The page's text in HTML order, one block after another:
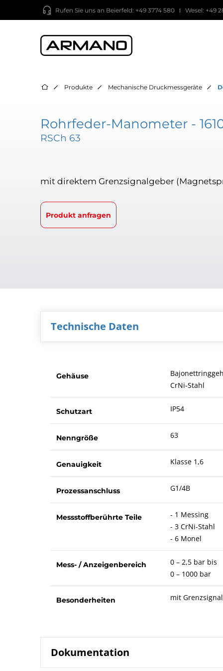
Rufen Sie uns an Beierfeld: +49 3774 580 Wesel: +49
Produkte Mechanische Druckmessgeräte
Rohrfeder-Manometer -
RSCh 63
mit direktem Grenzsignalgeber
Produkt anfragen
Technische Daten
Gehäuse
CrNi-Stahl
Schutzart IP54
Nenngröße 63
Genauigkeit Klasse 1,6
Prozessanschluss G1/4B
Messstoffberührte Teile
- 1 Messing
- 3 CrNi-Stahl
- 6 Monel
Mess- / Anzeigenbereich
0 – 2,5 bar bis
0 – 1000 bar
Besonderheiten mit
Dokumentation